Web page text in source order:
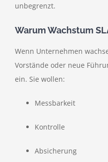
unbegrenzt.
Warum Wachstum
Wenn Unternehmen
Vorstände oder neue
ein. Sie wollen:
Messbarkeit
Kontrolle
Absicherung